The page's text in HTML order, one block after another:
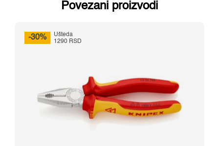
Povezani proizvodi
-30%
Ušteda
1290 RSD